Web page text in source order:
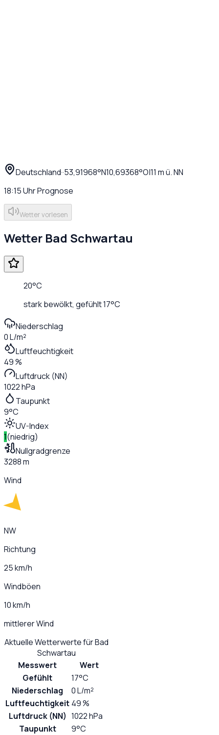
Deutschland··53,91968°N10,69368°O|11 m ü. NN
18:15UhrPrognose
Wetter vorlesen
Wetter Bad Schwartau
20°C
stark bewölkt, gefühlt17°C
Niederschlag
0 L/m²
Luftfeuchtigkeit
49 %
Luftdruck (NN)
1022 hPa
Taupunkt
9°C
UV-Index
1(niedrig)
Nullgradgrenze
3288 m
Wind
NW
Richtung
25 km/h
Windböen
10 km/h
mittlerer Wind
Aktuelle Wetterwerte fürBad
Schwartau
Messwert
Wert
Gefühlt
17°C
Niederschlag
0 L/m²
Luftfeuchtigkeit 49 %
Luftdruck (NN) 1022 hPa
Taupunkt
9°C